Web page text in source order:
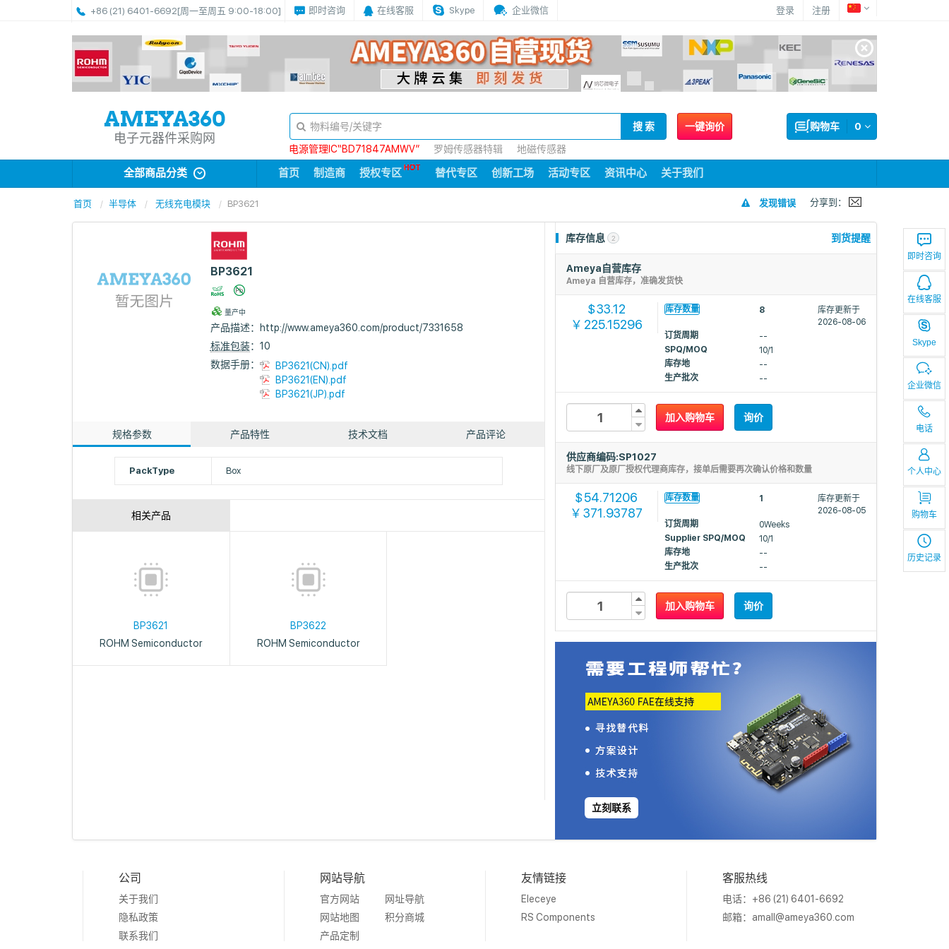
+86 (21) 6401-6692[周一至周五 9:00-18:00] 即时咨询 在线客服 Skype 企业微信 登录 注册
即时咨询
在线客服
Skype
企业微信
电话
个人中心
购物车
历史记录
电子元器件采购网
一键询价 0
购物车
搜 索
电源管理IC“BD71847AMWV”
罗姆传感器特辑 地磁传感器
全部商品分类 首页 制造商 授权专区 替代专区 创新工场 活动专区 资讯中心 关于我们
首页 半导体 无线充电模块 BP3621 发现错误 分享到：
BP3621
量产中
产品描述：
http://www.ameya360.com/product/7331658
标准包装：10
数据手册：
BP3621(CN).pdf
BP3621(EN).pdf
BP3621(JP).pdf
规格参数 产品特性 技术文档 产品评论
PackType Box
相关产品
BP3621
ROHM Semiconductor
BP3622
ROHM Semiconductor
库存信息 2 到货提醒
Ameya自营库存
Ameya 自营库存，准确发货快
$33.12
￥ 225.15296
库存数量 8
库存更新于
2026-08-06
订货周期
--
SPQ/MOQ
10/1
库存地
--
生产批次
--
加入购物车 询价
供应商编码:SP1027
线下原厂及原厂授权代理商库存，接单后需要再次确认价格和数量
$54.71206
￥ 371.93787
库存数量 1
库存更新于
2026-08-05
订货周期
0Weeks
Supplier SPQ/MOQ
10/1
库存地
--
生产批次
--
加入购物车 询价
立刻联系
公司
关于我们
隐私政策
联系我们
网站导航
官方网站
网址导航
网站地图
积分商城
产品定制
友情链接
Eleceye
RS Components
客服热线
电话：+86 (21) 6401-6692
邮箱： amall@ameya360.com